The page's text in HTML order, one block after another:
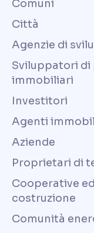
Comuni
Città
Agenzie di
Sviluppatori
immobiliari
Investitori
Agenti
Aziende
Proprietari di
Cooperative
costruzione
Comunità